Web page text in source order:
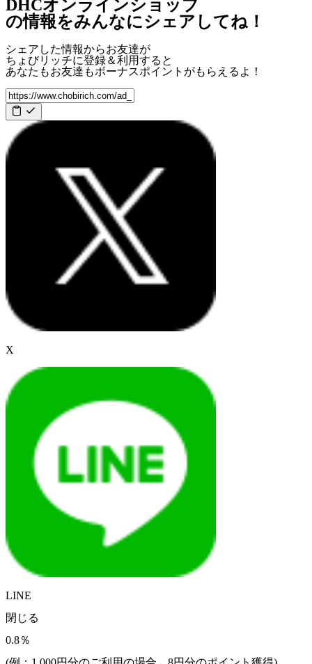
DHCオンラインショップ
の情報をみんなにシェアしてね！
シェアした情報からお友達が
ちょびリッチに登録＆利用すると
あなたもお友達もボーナスポイント がもらえるよ！
X
LINE
閉じる
0.8％